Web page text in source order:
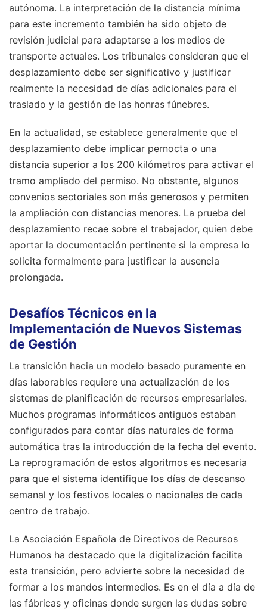
autónoma. La interpretación de la distancia mínima
para este incremento también ha sido objeto de
revisión judicial para adaptarse a los medios de
transporte actuales. Los tribunales consideran que el
desplazamiento debe ser significativo y justificar
realmente la necesidad de días adicionales para el
traslado y la gestión de las honras fúnebres.
En la actualidad, se establece generalmente que el
desplazamiento debe implicar pernocta o una
distancia superior a los 200 kilómetros para activar el
tramo ampliado del permiso. No obstante, algunos
convenios sectoriales son más generosos y permiten
la ampliación con distancias menores. La prueba del
desplazamiento recae sobre el trabajador, quien debe
aportar la documentación pertinente si la empresa lo
solicita formalmente para justificar la ausencia
prolongada.
Desafíos Técnicos en la
Implementación de Nuevos Sistemas
de Gestión
La transición hacia un modelo basado puramente en
días laborables requiere una actualización de los
sistemas de planificación de recursos empresariales.
Muchos programas informáticos antiguos estaban
configurados para contar días naturales de forma
automática tras la introducción de la fecha del evento.
La reprogramación de estos algoritmos es necesaria
para que el sistema identifique los días de descanso
semanal y los festivos locales o nacionales de cada
centro de trabajo.
La Asociación Española de Directivos de Recursos
Humanos ha destacado que la digitalización facilita
esta transición, pero advierte sobre la necesidad de
formar a los mandos intermedios. Es en el día a día de
las fábricas y oficinas donde surgen las dudas sobre